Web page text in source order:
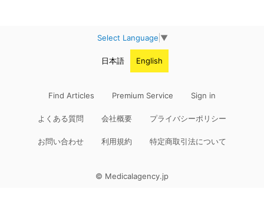
Select Language ▼
日本語 English
Find Articles Premium Service Sign in
よくある質問 会社概要 プライバシーポリシー
お問い合わせ 利用規約 特定商取引法について
© Medicalagency.jp